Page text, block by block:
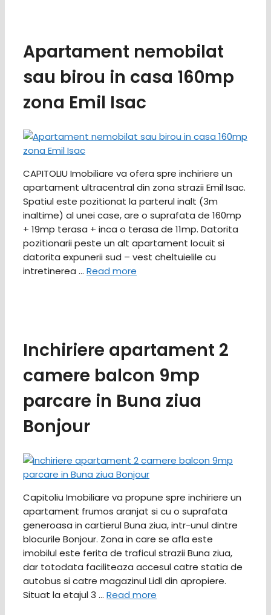
Apartament nemobilat
sau birou in casa 160mp
zona Emil Isac
CAPITOLIU Imobiliare va ofera spre inchiriere un
apartament ultracentral din zona strazii Emil Isac.
Spatiul este pozitionat la parterul inalt (3m
inaltime) al unei case, are o suprafata de 160mp
+ 19mp terasa + inca o terasa de 11mp. Datorita
pozitionarii peste un alt apartament locuit si
datorita expunerii sud – vest cheltuielile cu
intretinerea … Read more
Inchiriere apartament 2
camere balcon 9mp
parcare in Buna ziua
Bonjour
Capitoliu Imobiliare va propune spre inchiriere un
apartament frumos aranjat si cu o suprafata
generoasa in cartierul Buna ziua, intr-unul dintre
blocurile Bonjour. Zona in care se afla este
imobilul este ferita de traficul strazii Buna ziua,
dar totodata faciliteaza accesul catre statia de
autobus si catre magazinul Lidl din apropiere.
Situat la etajul 3 … Read more